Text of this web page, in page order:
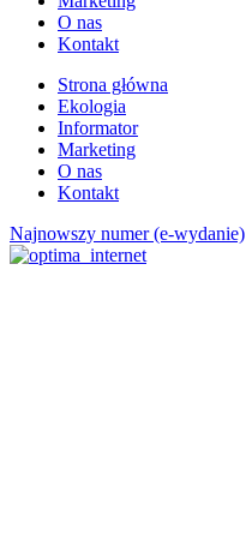
O nas
Kontakt
Strona główna
Ekologia
Informator
Marketing
O nas
Kontakt
Najnowszy numer (e-wydanie)